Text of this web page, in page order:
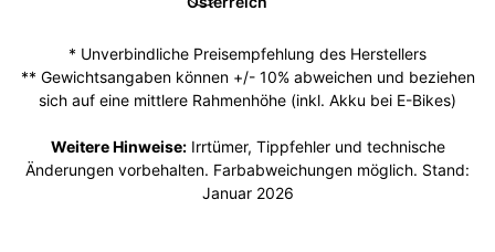
* Unverbindliche Preisempfehlung des Herstellers
** Gewichtsangaben können +/- 10% abweichen und beziehen
sich auf eine mittlere Rahmenhöhe (inkl. Akku bei E-Bikes)
Weitere Hinweise:Irrtümer, Tippfehler und technische
Änderungen vorbehalten. Farbabweichungen möglich. Stand:
Januar 2026